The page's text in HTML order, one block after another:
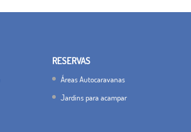
RESERVAS
Áreas Autocaravanas
Jardins para acampar